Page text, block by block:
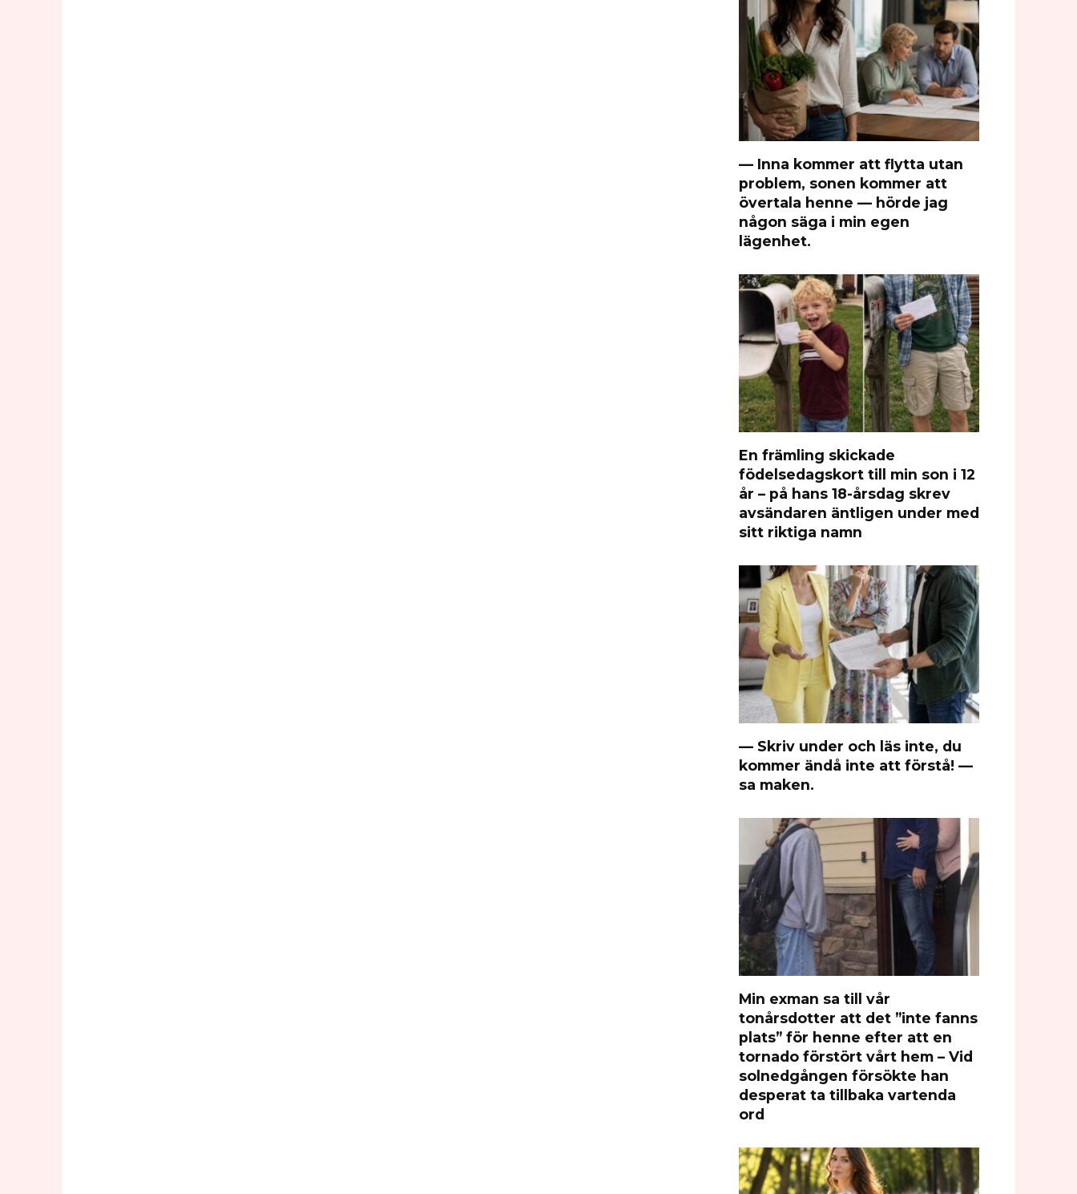
— Inna kommer att flytta utan
problem, sonen kommer att
övertala henne — hörde jag
någon säga i min egen
lägenhet.
En främling skickade
födelsedagskort till min son i 12
år – på hans 18-årsdag skrev
avsändaren äntligen under med
sitt riktiga namn
— Skriv under och läs inte, du
kommer ändå inte att förstå! —
sa maken.
Min exman sa till vår
tonårsdotter att det ”inte fanns
plats” för henne efter att en
tornado förstört vårt hem – Vid
solnedgången försökte han
desperat ta tillbaka vartenda
ord